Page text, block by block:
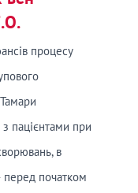
процесу
пацієнтами при
в
перед початком